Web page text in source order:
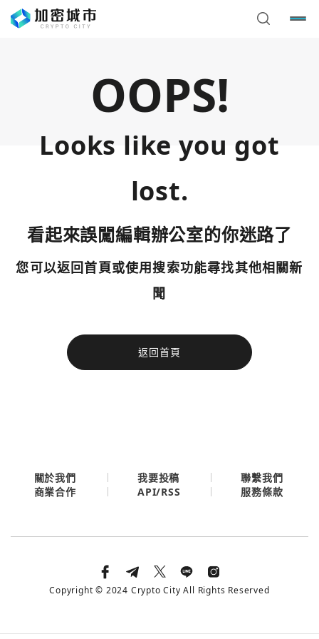
OOPS!
Looks like you got
lost.
看起來誤闖編輯辦公室的你迷路了
您可以返回首頁或使用搜索功能尋找其他相關新
聞
返回首頁
今日熱門
使用以下帳號繼續
您已閒置5分鐘，請點擊關閉按鈕或空白處，即可回到加密
今日熱門
關於我們 我要投稿
聯繫我們
商業合作
API/RSS 服務條款
Copyright © 2024 Crypto City All Rights Reserved